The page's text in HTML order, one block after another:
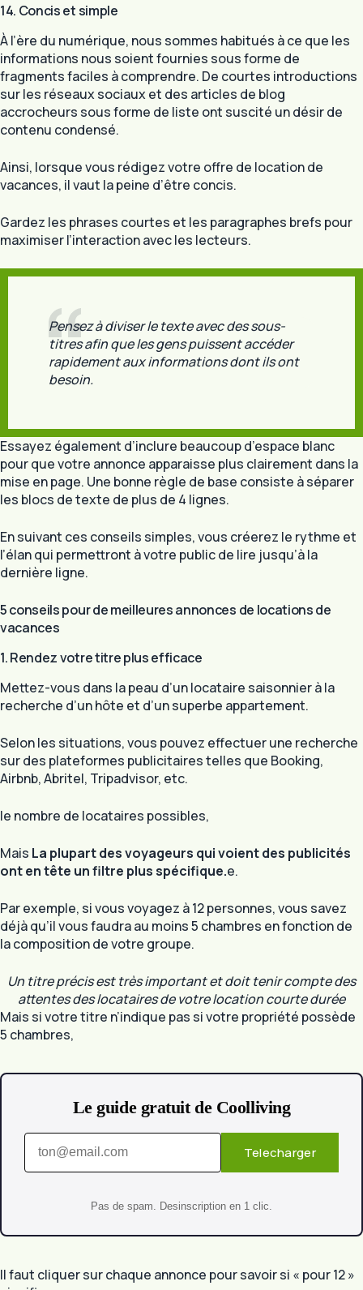
14. Concis et simple
À l’ère du numérique, nous sommes habitués à ce que les
informations nous soient fournies sous forme de
fragments faciles à comprendre. De courtes introductions
sur les réseaux sociaux et des articles de blog
accrocheurs sous forme de liste ont suscité un désir de
contenu condensé.
Ainsi, lorsque vous rédigez votre offre de location de
vacances, il vaut la peine d’être concis.
Gardez les phrases courtes et les paragraphes brefs pour
maximiser l’interaction avec les lecteurs.
Pensez à diviser le texte avec des sous-
titres afin que les gens puissent accéder
rapidement aux informations dont ils ont
besoin.
Essayez également d’inclure beaucoup d’espace blanc
pour que votre annonce apparaisse plus clairement dans la
mise en page. Une bonne règle de base consiste à séparer
les blocs de texte de plus de 4 lignes.
En suivant ces conseils simples, vous créerez le rythme et
l’élan qui permettront à votre public de lire jusqu’à la
dernière ligne.
5 conseils pour de meilleures annonces de locations de
vacances
1. Rendez votre titre plus efficace
Mettez-vous dans la peau d’un locataire saisonnier à la
recherche d’un hôte et d’un superbe appartement.
Selon les situations, vous pouvez effectuer une recherche
sur des plateformes publicitaires telles que Booking,
Airbnb, Abritel, Tripadvisor, etc.
le nombre de locataires possibles,
Mais La plupart des voyageurs qui voient des publicités
ont en tête un filtre plus spécifique.e.
Par exemple, si vous voyagez à 12 personnes, vous savez
déjà qu’il vous faudra au moins 5 chambres en fonction de
la composition de votre groupe.
Un titre précis est très important et doit tenir compte des
attentes des locataires de votre location courte durée
Mais si votre titre n’indique pas si votre propriété possède
5 chambres,
Le guide gratuit de Coolliving
Telecharger
Pas de spam. Desinscription en 1 clic.
Il faut cliquer sur chaque annonce pour savoir si « pour 12 »